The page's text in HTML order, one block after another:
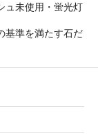
ュ未使用・蛍光灯
基準を満たす石だ